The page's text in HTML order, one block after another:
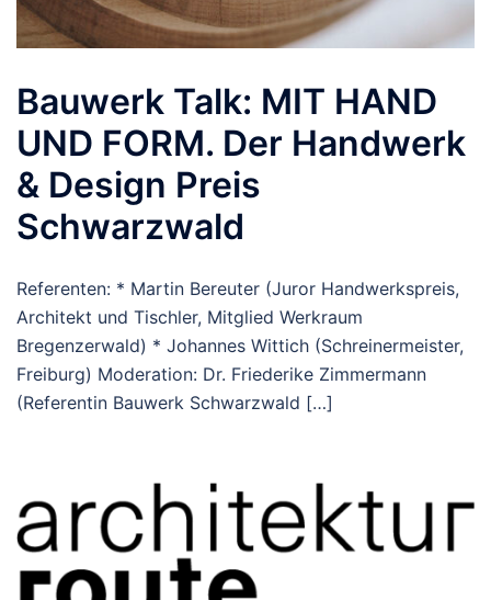
Bauwerk Talk: MIT HAND
UND FORM. Der Handwerk
& Design Preis
Schwarzwald
Referenten: * Martin Bereuter (Juror Handwerkspreis,
Architekt und Tischler, Mitglied Werkraum
Bregenzerwald) * Johannes Wittich (Schreinermeister,
Freiburg) Moderation: Dr. Friederike Zimmermann
(Referentin Bauwerk Schwarzwald […]